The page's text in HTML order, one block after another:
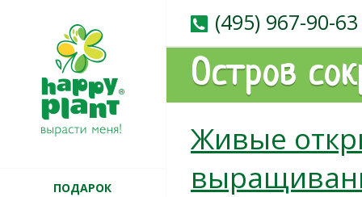
ПОДАРОК
(495) 967-90-63
Остров
Живые